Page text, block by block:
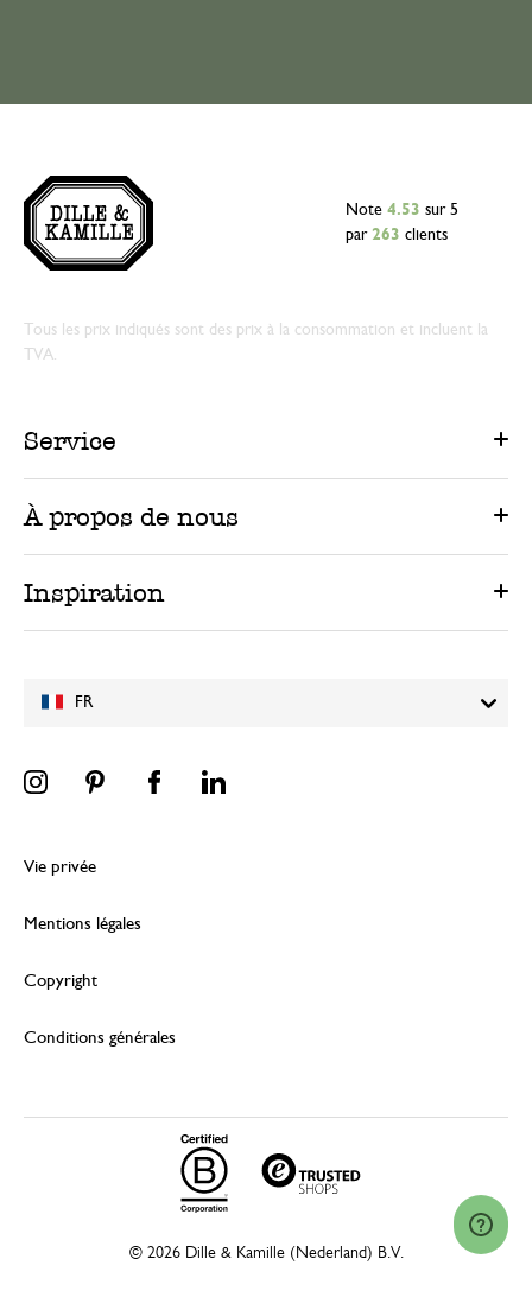
FR
Note 4.53 sur 5
par 263 clients
Tous les prix indiqués sont des prix à la consommation et incluent la
TVA.
Service
À propos de nous
Inspiration
Vie privée
Mentions légales
Copyright
Conditions générales
© 2026 Dille & Kamille (Nederland) B.V.